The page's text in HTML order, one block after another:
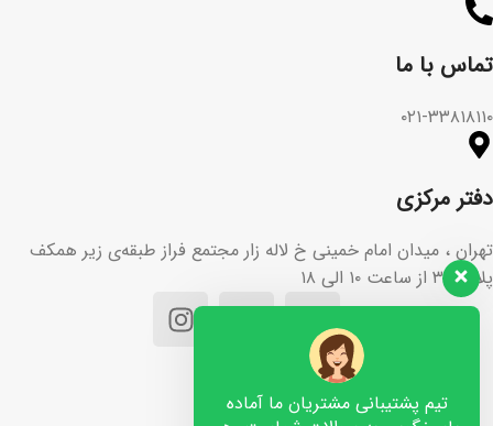
تماس با ما​
۰۲۱-۳۳۸۱۸۱۱۰
دفتر مرکزی
تهران ، میدان امام خمینی خ لاله زار مجتمع فراز طبقه‌ی زیر همکف
پلاک ۳۶ از ساعت ۱۰ الی ۱۸
تیم پشتیبانی مشتریان ما آماده